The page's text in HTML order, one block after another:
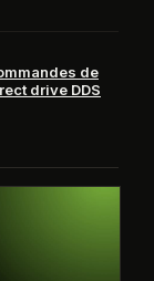
de
drive DDS